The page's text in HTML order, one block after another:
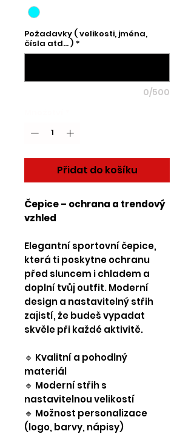
Požadavky ( velikosti, jména,
čísla atd... ) *
0/500
Přidat do košíku
Čepice – ochrana a trendový
vzhled
Elegantní sportovní čepice,
která ti poskytne ochranu
před sluncem i chladem a
doplní tvůj outfit. Moderní
design a nastavitelný střih
zajistí, že budeš vypadat
skvěle při každé aktivitě.
🔹 Kvalitní a pohodlný
materiál
🔹 Moderní střih s
nastavitelnou velikostí
🔹 Možnost personalizace
(logo, barvy, nápisy)